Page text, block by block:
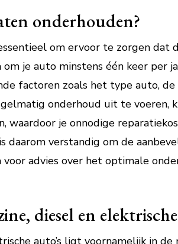
onderhouden?
om ervoor te zorgen
je auto minstens één keer per
factoren zoals het type auto,
onderhoud uit te voeren,
waardoor je onnodige
daarom verstandig om de
advies over het optimale
diesel en elektrische
auto’s ligt voornamelijk in